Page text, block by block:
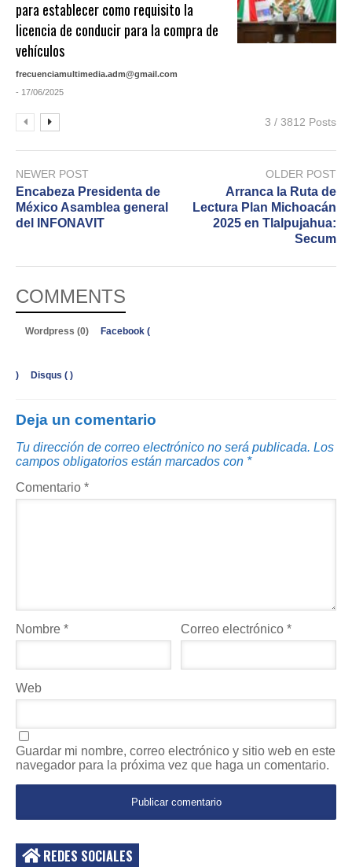
para establecer como requisito la
licencia de conducir para la compra de
vehículos
frecuenciamultimedia.adm@gmail.com
- 17/06/2025
3 / 3812 Posts
NEWER POST
Encabeza Presidenta de
México Asamblea general
del INFONAVIT
OLDER POST
Arranca la Ruta de
Lectura Plan Michoacán
2025 en Tlalpujahua:
Secum
COMMENTS
Wordpress (0) Facebook (
) Disqus ( )
Deja un comentario
Tu dirección de correo electrónico no será publicada. Los
campos obligatorios están marcados con *
Comentario *
Nombre * Correo electrónico*
Web
Guardar mi nombre, correo electrónico y sitio web en este
navegador para la próxima vez que haga un comentario.
REDES SOCIALES